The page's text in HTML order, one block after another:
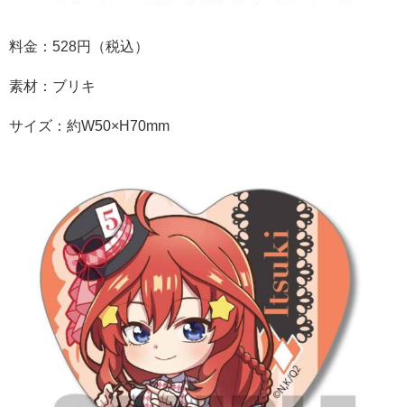
料金：528円（税込）
素材：ブリキ
サイズ：約W50×H70mm